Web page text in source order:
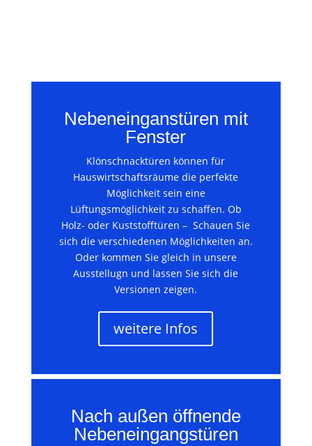
Nebeneinganstüren mit
Fenster
Klönschnacktüren können für
Hauswirtschaftsräume die perfekte
Möglichkeit sein eine
Lüftungsmöglichkeit zu schaffen. Ob
Holz- oder Kuststofftüren – Schauen Sie
sich die verschiedenen Möglichkeiten an.
Oder kommen Sie gleich in unsere
Ausstellugn und lassen Sie sich die
Versionen zeigen.
weitere Infos
Nach außen öffnende
Nebeneingangstüren